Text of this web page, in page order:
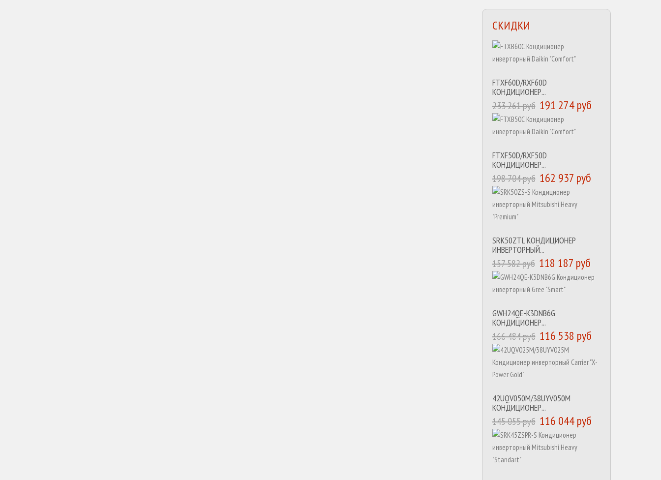
СКИДКИ
FTXF60D/RXF60D
КОНДИЦИОНЕР...
233 261 руб 191 274 руб
FTXF50D/RXF50D
КОНДИЦИОНЕР...
198 704 руб 162 937 руб
SRK50ZTL КОНДИЦИОНЕР
ИНВЕРТОРНЫЙ...
157 582 руб 118 187 руб
GWH24QE-K3DNB6G
КОНДИЦИОНЕР...
166 484 руб 116 538 руб
42UQV050M/38UYV050M
КОНДИЦИОНЕР...
145 055 руб 116 044 руб